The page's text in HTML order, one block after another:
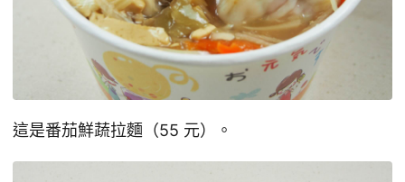
這是番茄鮮蔬拉麵（55 元）。